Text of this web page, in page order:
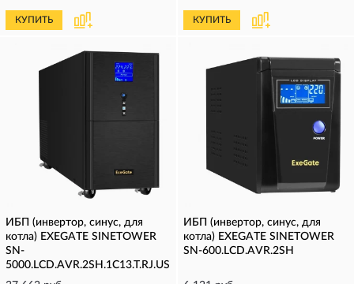
КУПИТЬ КУПИТЬ
ИБП (инвертор, синус, для
котла) EXEGATE SINETOWER
SN-
5000.LCD.AVR.2SH.1C13.T.RJ.USB
ИБП (инвертор, синус, для
котла) EXEGATE SINETOWER
SN-600.LCD.AVR.2SH